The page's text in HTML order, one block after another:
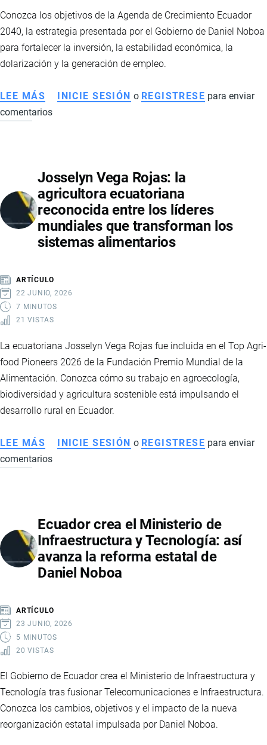
Conozca los objetivos de la Agenda de Crecimiento Ecuador
2040, la estrategia presentada por el Gobierno de Daniel Noboa
para fortalecer la inversión, la estabilidad económica, la
dolarización y la generación de empleo.
LEE MÁS SOBRE
AGENDA
2040:
LA
HOJA
DE
RUTA
TRANSFORMAR
LA
ECONOMÍA
INICIE SESIÓN o REGISTRESE para enviar
comentarios
Josselyn Vega Rojas: la
agricultora ecuatoriana
reconocida entre los líderes
mundiales que transforman los
sistemas alimentarios
ARTÍCULO
22 JUNIO, 2026
7 MINUTOS
21 VISTAS
La ecuatoriana Josselyn Vega Rojas fue incluida en el Top Agri-
food Pioneers 2026 de la Fundación Premio Mundial de la
Alimentación. Conozca cómo su trabajo en agroecología,
biodiversidad y agricultura sostenible está impulsando el
desarrollo rural en Ecuador.
LEE MÁS SOBRE
JOSSELYN
AGRICULTORA
ECUATORIANA
RECONOCIDA
ENTRE
MUNDIALES
QUE
TRANSFORMAN
INICIE SESIÓN o REGISTRESE para enviar
comentarios
Ecuador crea el Ministerio de
Infraestructura y Tecnología: así
avanza la reforma estatal de
Daniel Noboa
ARTÍCULO
23 JUNIO, 2026
5 MINUTOS
20 VISTAS
El Gobierno de Ecuador crea el Ministerio de Infraestructura y
Tecnología tras fusionar Telecomunicaciones e Infraestructura.
Conozca los cambios, objetivos y el impacto de la nueva
reorganización estatal impulsada por Daniel Noboa.